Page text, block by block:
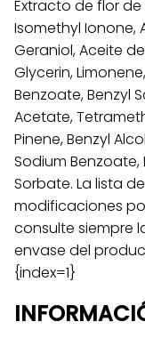
Extracto de flor
Isomethyl Ionone,
Geraniol, Aceite
Glycerin,
Benzoate, Benzyl
Acetate,
Pinene, Benzyl
Sodium Benzoate,
Sorbate. La lista
modificaciones
consulte siempre
envase del
{index=1}